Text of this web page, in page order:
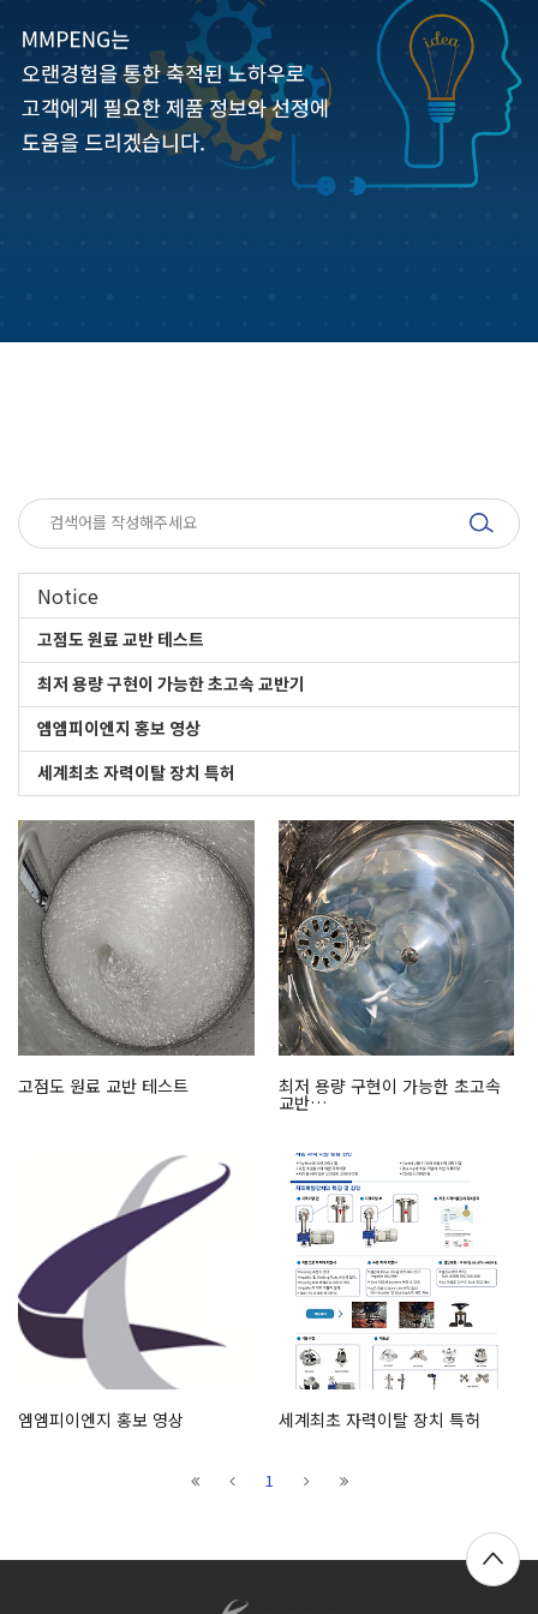
Notice
고점도 원료 교반 테스트
최저 용량 구현이 가능한 초고속 교반기
엠엠피이엔지 홍보 영상
세계최초 자력이탈 장치 특허
고점도 원료 교반 테스트 최저 용량 구현이 가능한 초고속
교반…
엠엠피이엔지 홍보 영상 세계최초 자력이탈 장치 특허
1